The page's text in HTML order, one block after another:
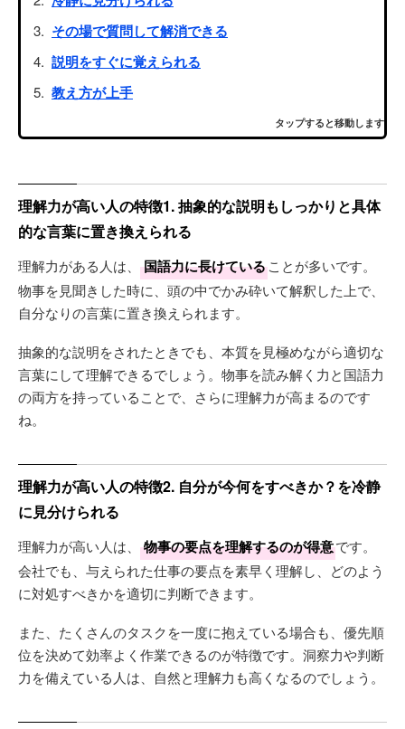
その場で質問して解消できる
説明をすぐに覚えられる
教え方が上手
タップすると移動します
理解力が高い人の特徴1. 抽象的な説明もしっかりと具体
的な言葉に置き換えられる
理解力がある人は、 国語力に長けていることが多いです。
物事を見聞きした時に、頭の中でかみ砕いて解釈した上で、
自分なりの言葉に置き換えられます。
抽象的な説明をされたときでも、本質を見極めながら適切な
言葉にして理解できるでしょう。物事を読み解く力と国語力
の両方を持っていることで、さらに理解力が高まるのです
ね。
理解力が高い人の特徴2. 自分が今何をすべきか？を冷静
に見分けられる
理解力が高い人は、 物事の要点を理解するのが得意です。
会社でも、与えられた仕事の要点を素早く理解し、どのよう
に対処すべきかを適切に判断できます。
また、たくさんのタスクを一度に抱えている場合も、優先順
位を決めて効率よく作業できるのが特徴です。洞察力や判断
力を備えている人は、自然と理解力も高くなるのでしょう。